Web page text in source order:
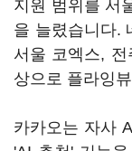
지원 범위를 서
을 늘렸습니다.
서울 코엑스,
상으로 플라잉
카카오는 자사